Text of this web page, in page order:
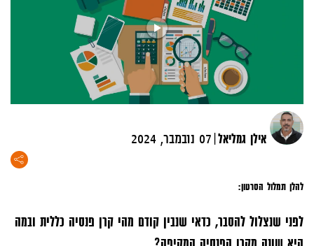
אילן גמליאל|07 נובמבר, 2024
להלן תמלול הסרטון:
לפני שנצלול להסבר, כדאי שנבין קודם מהי קרן פנסיה כללית ובמה